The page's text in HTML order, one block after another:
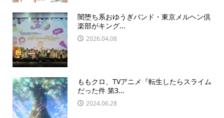
闇堕ち系おゆうぎバンド・東京メルヘン倶
楽部がキング...
2026.04.08
ももクロ、TVアニメ『転生したらスライム
だった件 第3...
2024.06.28